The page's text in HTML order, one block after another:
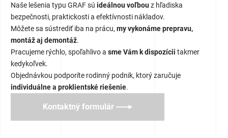
Naše lešenia typu GRAF sú ideálnou voľbouz hľadiska
bezpečnosti, praktickosti a efektívnosti nákladov.
Môžete sa sústrediť iba na prácu, my vykonáme prepravu,
montáž aj demontáž.
Pracujeme rýchlo, spoľahlivo a sme Vám k dispozícii takmer
kedykoľvek.
Objednávkou podporíte rodinný podnik, ktorý zaručuje
individuálne a proklientské riešenie.
Kontaktný formulár